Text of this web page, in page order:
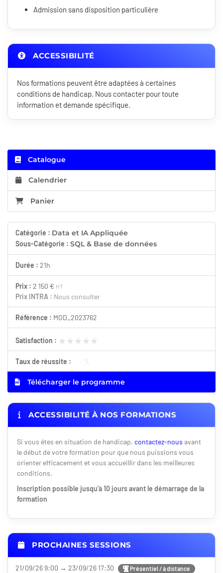
Admission sans disposition particulière
ACCESSIBILITÉ
Nos formations peuvent être adaptées à certaines
conditions de handicap. Nous contacter pour toute
information et demande spécifique.
Catalogue
Calendrier
Panier
Catégorie : Data et IA Appliquée
Sous-Catégorie : SQL & Base de données
Durée : 21h
Prix : 2 150 € HT
Prix INTRA : Nous consulter
Référence : MOD_2023762
Satisfaction : ★★★★★
★★★★★
Taux de réussite : - %
Télécharger le programme
ACCESSIBILITÉ À NOS FORMATIONS
Si vous êtes en situation de handicap, contactez-nous avant
le début de votre formation pour que nous puissions vous
orienter efficacement et vous accueillir dans les meilleures
conditions.
Inscription possible jusqu'à 10 jours avant le démarrage de la
formation
PROCHAINES SESSIONS
21/09/26 9:00 → 23/09/26 17:30
Présentiel / à distance